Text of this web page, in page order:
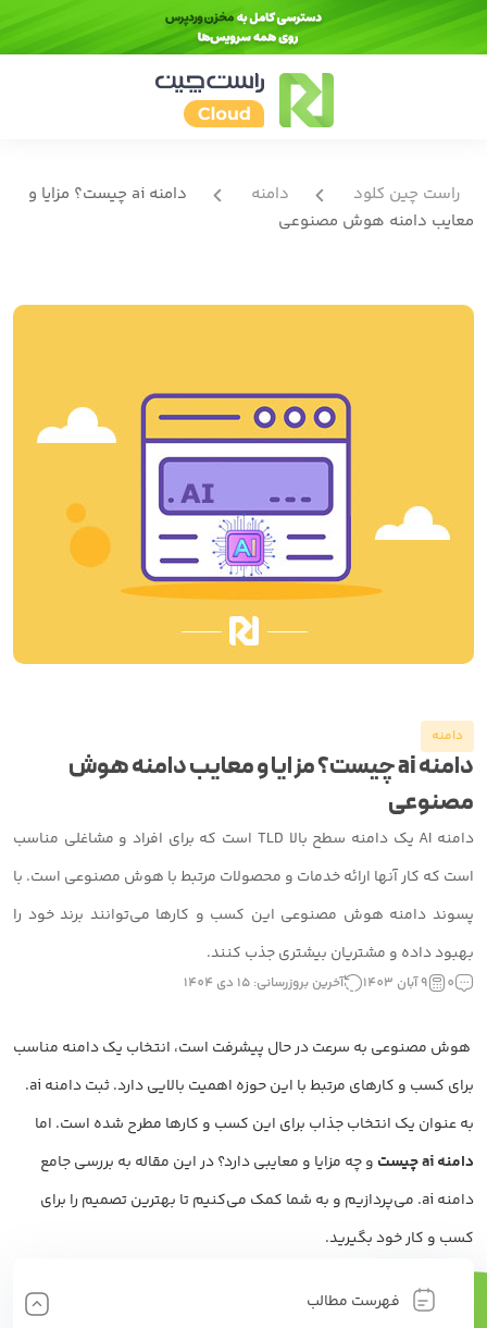
راست چین کلود دامنه
دامنه ai چیست؟ مزایا و
معایب دامنه هوش مصنوعی
دامنه
دامنه ai چیست؟ مزایا و معایب دامنه هوش
مصنوعی
دامنه AI یک دامنه سطح بالا TLD است که برای افراد و مشاغلی مناسب
است که کار آنها ارائه خدمات و محصولات مرتبط با هوش مصنوعی است. با
پسوند دامنه هوش مصنوعی این کسب و کارها می‌توانند برند خود را
بهبود داده و مشتریان بیشتری جذب کنند.
0 9 آبان 1403 آخرین بروزرسانی: 15 دی 1404
هوش مصنوعی به سرعت در حال پیشرفت است، انتخاب یک دامنه مناسب
برای کسب و کارهای مرتبط با این حوزه اهمیت بالایی دارد. ثبت دامنه ai.
به عنوان یک انتخاب جذاب برای این کسب و کارها مطرح شده است. اما
دامنه ai چیست
و چه مزایا و معایبی دارد؟ در این مقاله به بررسی جامع
دامنه ai. می‌پردازیم و به شما کمک می‌کنیم تا بهترین تصمیم را برای
کسب و کار خود بگیرید.
فهرست مطالب